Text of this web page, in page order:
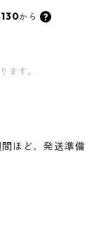
から
ます。
ほど、発送準備